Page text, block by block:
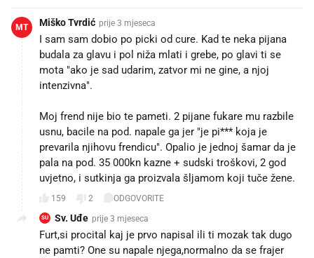
MT Miško Tvrdić prije 3 mjeseca
I sam sam dobio po picki od cure. Kad te neka pijana
budala za glavu i pol niža mlati i grebe, po glavi ti se
mota "ako je sad udarim, zatvor mi ne gine, a njoj
intenzivna".
Moj frend nije bio te pameti. 2 pijane fukare mu razbile
usnu, bacile na pod. napale ga jer "je pi*** koja je
prevarila njihovu frendicu". Opalio je jednoj šamar da je
pala na pod. 35 000kn kazne + sudski troškovi, 2 god
uvjetno, i sutkinja ga proizvala šljamom koji tuče žene.
159 2 ODGOVORITE
SU Sv. Uđe prije 3 mjeseca
Furt,si procital kaj je prvo napisal ili ti mozak tak dugo
ne pamti? One su napale njega,normalno da se frajer